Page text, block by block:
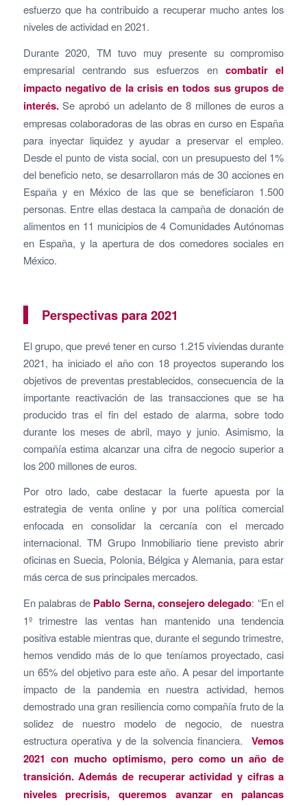
esfuerzo que ha contribuido a recuperar mucho antes los
niveles de actividad en 2021.
Durante 2020, TM tuvo muy presente su compromiso
empresarial centrando sus esfuerzos encombatir el
impacto negativo de la crisis en todos sus grupos de
interés.Se aprobó un adelanto de 8 millones de euros a
empresas colaboradoras de las obras en curso en España
para inyectar liquidez y ayudar a preservar el empleo.
Desde el punto de vista social, con un presupuesto del 1%
del beneficio neto, se desarrollaron más de 30 acciones en
España y en México de las que se beneficiaron 1.500
personas. Entre ellas destaca la campaña de donación de
alimentos en 11 municipios de 4 Comunidades Autónomas
en España, y la apertura de dos comedores sociales en
México.
Perspectivas para 2021
El grupo, que prevé tener en curso 1.215 viviendas durante
2021, ha iniciado el año con 18 proyectos superando los
objetivos de preventas prestablecidos, consecuencia de la
importante reactivación de las transacciones que se ha
producido tras el fin del estado de alarma, sobre todo
durante los meses de abril, mayo y junio. Asimismo, la
compañía estima alcanzar una cifra de negocio superior a
los 200 millones de euros.
Por otro lado, cabe destacar la fuerte apuesta por la
estrategia de venta online y por una política comercial
enfocada en consolidar la cercanía con el mercado
internacional. TM Grupo Inmobiliario tiene previsto abrir
oficinas en Suecia, Polonia, Bélgica y Alemania, para estar
más cerca de sus principales mercados.
En palabras de Pablo Serna, consejero delegado: “En el
1º trimestre las ventas han mantenido una tendencia
positiva estable mientras que, durante el segundo trimestre,
hemos vendido más de lo que teníamos proyectado, casi
un 65% del objetivo para este año. A pesar del importante
impacto de la pandemia en nuestra actividad, hemos
demostrado una gran resiliencia como compañía fruto de la
solidez de nuestro modelo de negocio, de nuestra
estructura operativa y de la solvencia financiera.Vemos
2021 con mucho optimismo, pero como un año de
transición. Además de recuperar actividad y cifras a
niveles precrisis, queremos avanzar en palancas